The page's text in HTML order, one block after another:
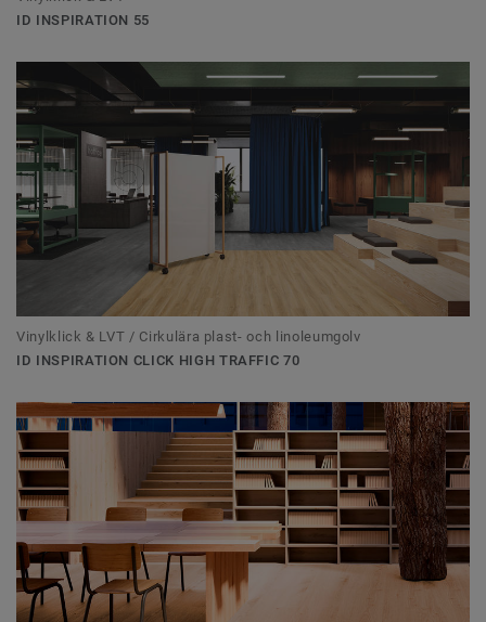
ID INSPIRATION 55
Vinylklick & LVT / Cirkulära plast- och linoleumgolv
ID INSPIRATION CLICK HIGH TRAFFIC 70